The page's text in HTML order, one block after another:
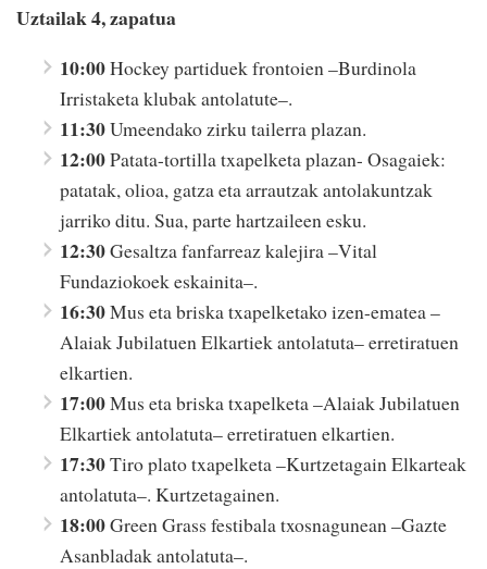
Uztailak 4, zapatua
10:00Hockey partiduek frontoien –Burdinola
Irristaketa klubak antolatute–.
11:30Umeendako zirku tailerra plazan.
12:00Patata-tortilla txapelketa plazan- Osagaiek:
patatak, olioa, gatza eta arrautzak antolakuntzak
jarriko ditu. Sua, parte hartzaileen esku.
12:30Gesaltza fanfarreaz kalejira –Vital
Fundaziokoek eskainita–.
16:30Mus eta briska txapelketako izen-ematea –
Alaiak Jubilatuen Elkartiek antolatuta– erretiratuen
elkartien.
17:00Mus eta briska txapelketa –Alaiak Jubilatuen
Elkartiek antolatuta– erretiratuen elkartien.
17:30Tiro plato txapelketa –Kurtzetagain Elkarteak
antolatuta–. Kurtzetagainen.
18:00Green Grass festibala txosnagunean –Gazte
Asanbladak antolatuta–.